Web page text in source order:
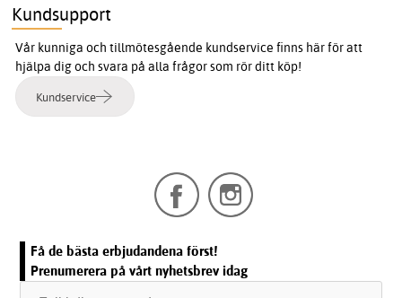
Kundsupport
Vår kunniga och tillmötesgående kundservice finns här för att
hjälpa dig och svara på alla frågor som rör ditt köp!
Kundservice
Få de bästa erbjudandena först!
Prenumerera på vårt nyhetsbrev idag